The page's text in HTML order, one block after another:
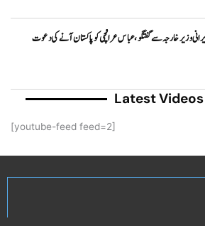
وزیر خارجہ سے گفتگو، عباس عراقچی کو پاکستان آنے کی دعوت
Latest Videos
[youtube-feed feed=2]